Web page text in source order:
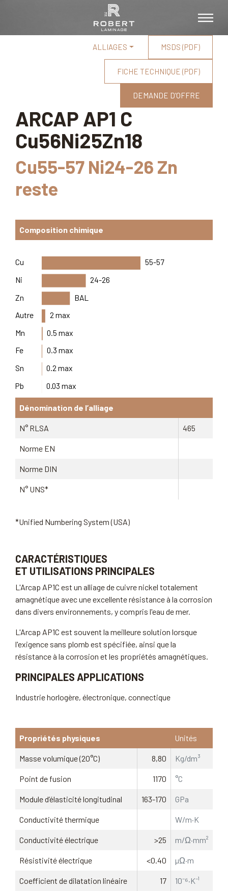
ALLIAGES MSDS (PDF)
FICHE TECHNIQUE (PDF)
DEMANDE D'OFFRE
ARCAP AP1 C
Cu56Ni25Zn18
Cu55-57 Ni24-26 Zn
reste
Composition chimique
Cu 55-57
Ni
24-26
Zn
BAL
Autre
2 max
Mn
0.5 max
Fe
0.3 max
Sn
0.2 max
Pb
0.03 max
Dénomination de l’alliage
N° RLSA 465
Norme EN
Norme DIN
N° UNS*
*Unified Numbering System (USA)
CARACTÉRISTIQUES
ET UTILISATIONS PRINCIPALES
L'Arcap AP1C est un alliage de cuivre nickel totalement
amagnétique avec une excellente résistance à la corrosion
dans divers environnements, y compris l'eau de mer.
L'Arcap AP1C est souvent la meilleure solution lorsque
l'exigence sans plomb est spécifiée, ainsi que la
résistance à la corrosion et les propriétés amagnétiques.
PRINCIPALES APPLICATIONS
Industrie horlogère, électronique, connectique
Propriétés physiques Unités
Masse volumique (20°C) 8,80 Kg/dm³
Point de fusion 1170 °C
Module d’élasticité longitudinal 163-170 GPa
Conductivité thermique W/m·K
Conductivité électrique >25 m/Ω·mm²
Résistivité électrique <0.40 µΩ·m
Coefficient de dilatation linéaire 17 10⁻⁶·K⁻¹